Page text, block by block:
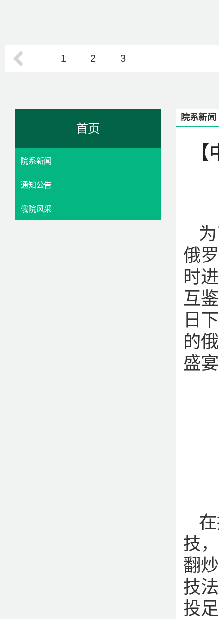
1 2 3
首页
院系新闻
通知公告
俄院风采
院系新闻
俄
时
互
日
的
盛
技
翻
技
投